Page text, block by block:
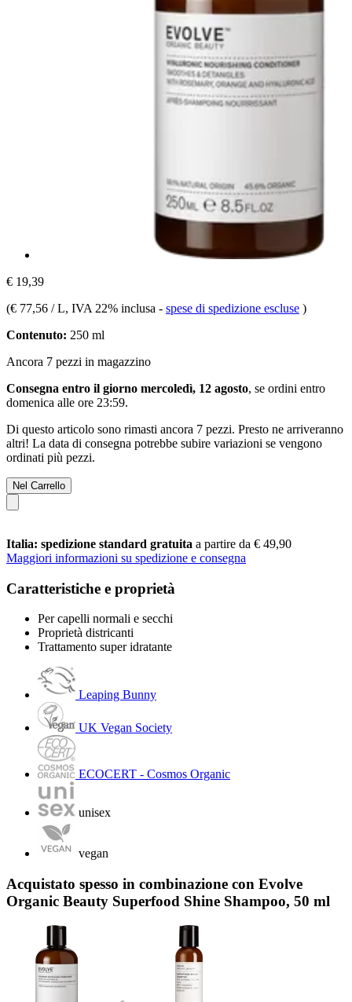
€ 19,39
(€ 77,56 / L, IVA 22% inclusa - spese di spedizione escluse )
Contenuto: 250 ml
Ancora 7 pezzi in magazzino
Consegna entro il giorno mercoledì, 12 agosto, se ordini entro
domenica alle ore 23:59.
Di questo articolo sono rimasti ancora 7 pezzi. Presto ne arriveranno
altri! La data di consegna potrebbe subire variazioni se vengono
ordinati più pezzi.
Nel Carrello
Italia: spedizione standard gratuita a partire da € 49,90
Maggiori informazioni su spedizione e consegna
Caratteristiche e proprietà
Per capelli normali e secchi
Proprietà districanti
Trattamento super idratante
Leaping Bunny
UK Vegan Society
ECOCERT - Cosmos Organic
unisex
vegan
Acquistato spesso in combinazione con Evolve
Organic Beauty Superfood Shine Shampoo, 50 ml